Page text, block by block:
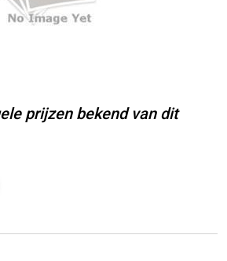
prijzen bekend van dit